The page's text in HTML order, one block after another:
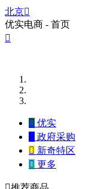
北京
优实电商 - 首页

 优实
政府采购
 新奇特区
 更多